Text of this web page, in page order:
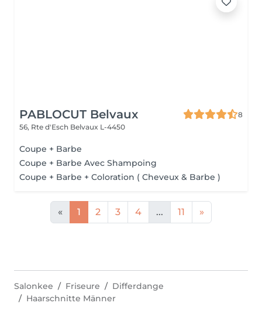
PABLOCUT Belvaux
8
56, Rte d'Esch Belvaux L-4450
Coupe + Barbe
Coupe + Barbe Avec Shampoing
Coupe + Barbe + Coloration ( Cheveux & Barbe )
« 1 2 3 4 ... 11 »
Salonkee Friseure
Differdange
Haarschnitte Männer